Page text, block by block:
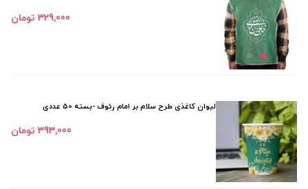
329٬000 تومان
لیوان کاغذی طرح سلام بر امام رئوف -بسته 50 عددی
393٬000 تومان